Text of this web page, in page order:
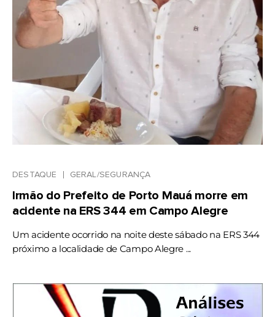
DESTAQUE GERAL/SEGURANÇA
Irmão do Prefeito de Porto Mauá morre em
acidente na ERS 344 em Campo Alegre
Um acidente ocorrido na noite deste sábado na ERS 344
próximo a localidade de Campo Alegre ...